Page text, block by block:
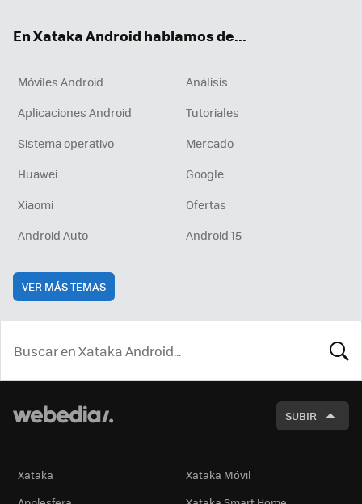
En Xataka Android hablamos de...
Móviles Android
Análisis
Aplicaciones Android
Tutoriales
Sistema operativo
Mercado
Huawei
Google
Xiaomi
Ofertas
Android Auto
Android 15
VER MÁS TEMAS
SUBIR
Xataka
Xataka Móvil